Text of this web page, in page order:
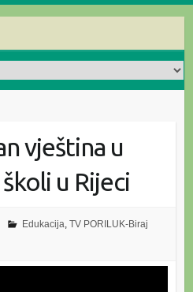
vještina u
u Rijeci
Edukacija, TV PORILUK-Biraj